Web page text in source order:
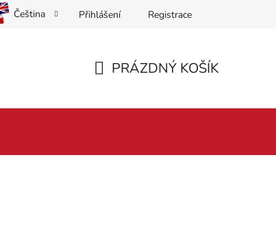
Čeština Přihlášení Registrace
PRÁZDNÝ KOŠÍK